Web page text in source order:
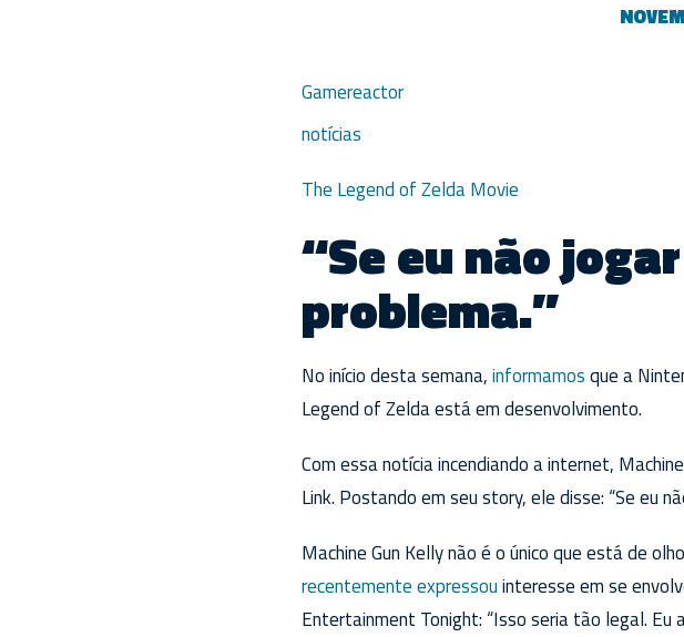
Gamereactor
notícias
The Legend of Zelda Movie
“Se eu não
problema.”
No início desta semana,informamosque a
Legend of Zelda está em desenvolvimento.
Com essa notícia incendiando a internet,
Link. Postando em seu story, ele disse: “Se eu
Machine Gun Kelly não é o único que está de
recentemente expressouinteresse em se
Entertainment Tonight: “Isso seria tão legal. Eu